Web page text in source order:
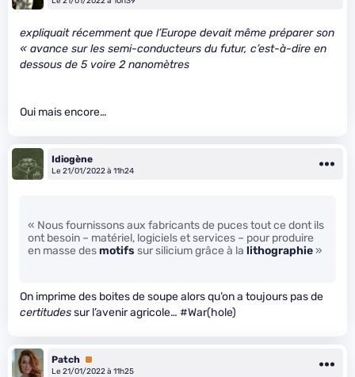
expliquait récemment que l’Europe devait même préparer son
« avance sur les semi-conducteurs du futur, c’est-à-dire en
dessous de 5 voire 2 nanomètres
Oui mais encore…
Idiogène
Le 21/01/2022 à 11h24
« Nous fournissons aux fabricants de puces tout ce dont ils
ont besoin – matériel, logiciels et services – pour produire
en masse desmotifs sur silicium grâce à la lithographie»
On imprime des boites de soupe alors qu’on a toujours pas de
certitudessur l’avenir agricole… #War(hole)
Patch Premium
Le 21/01/2022 à 11h25